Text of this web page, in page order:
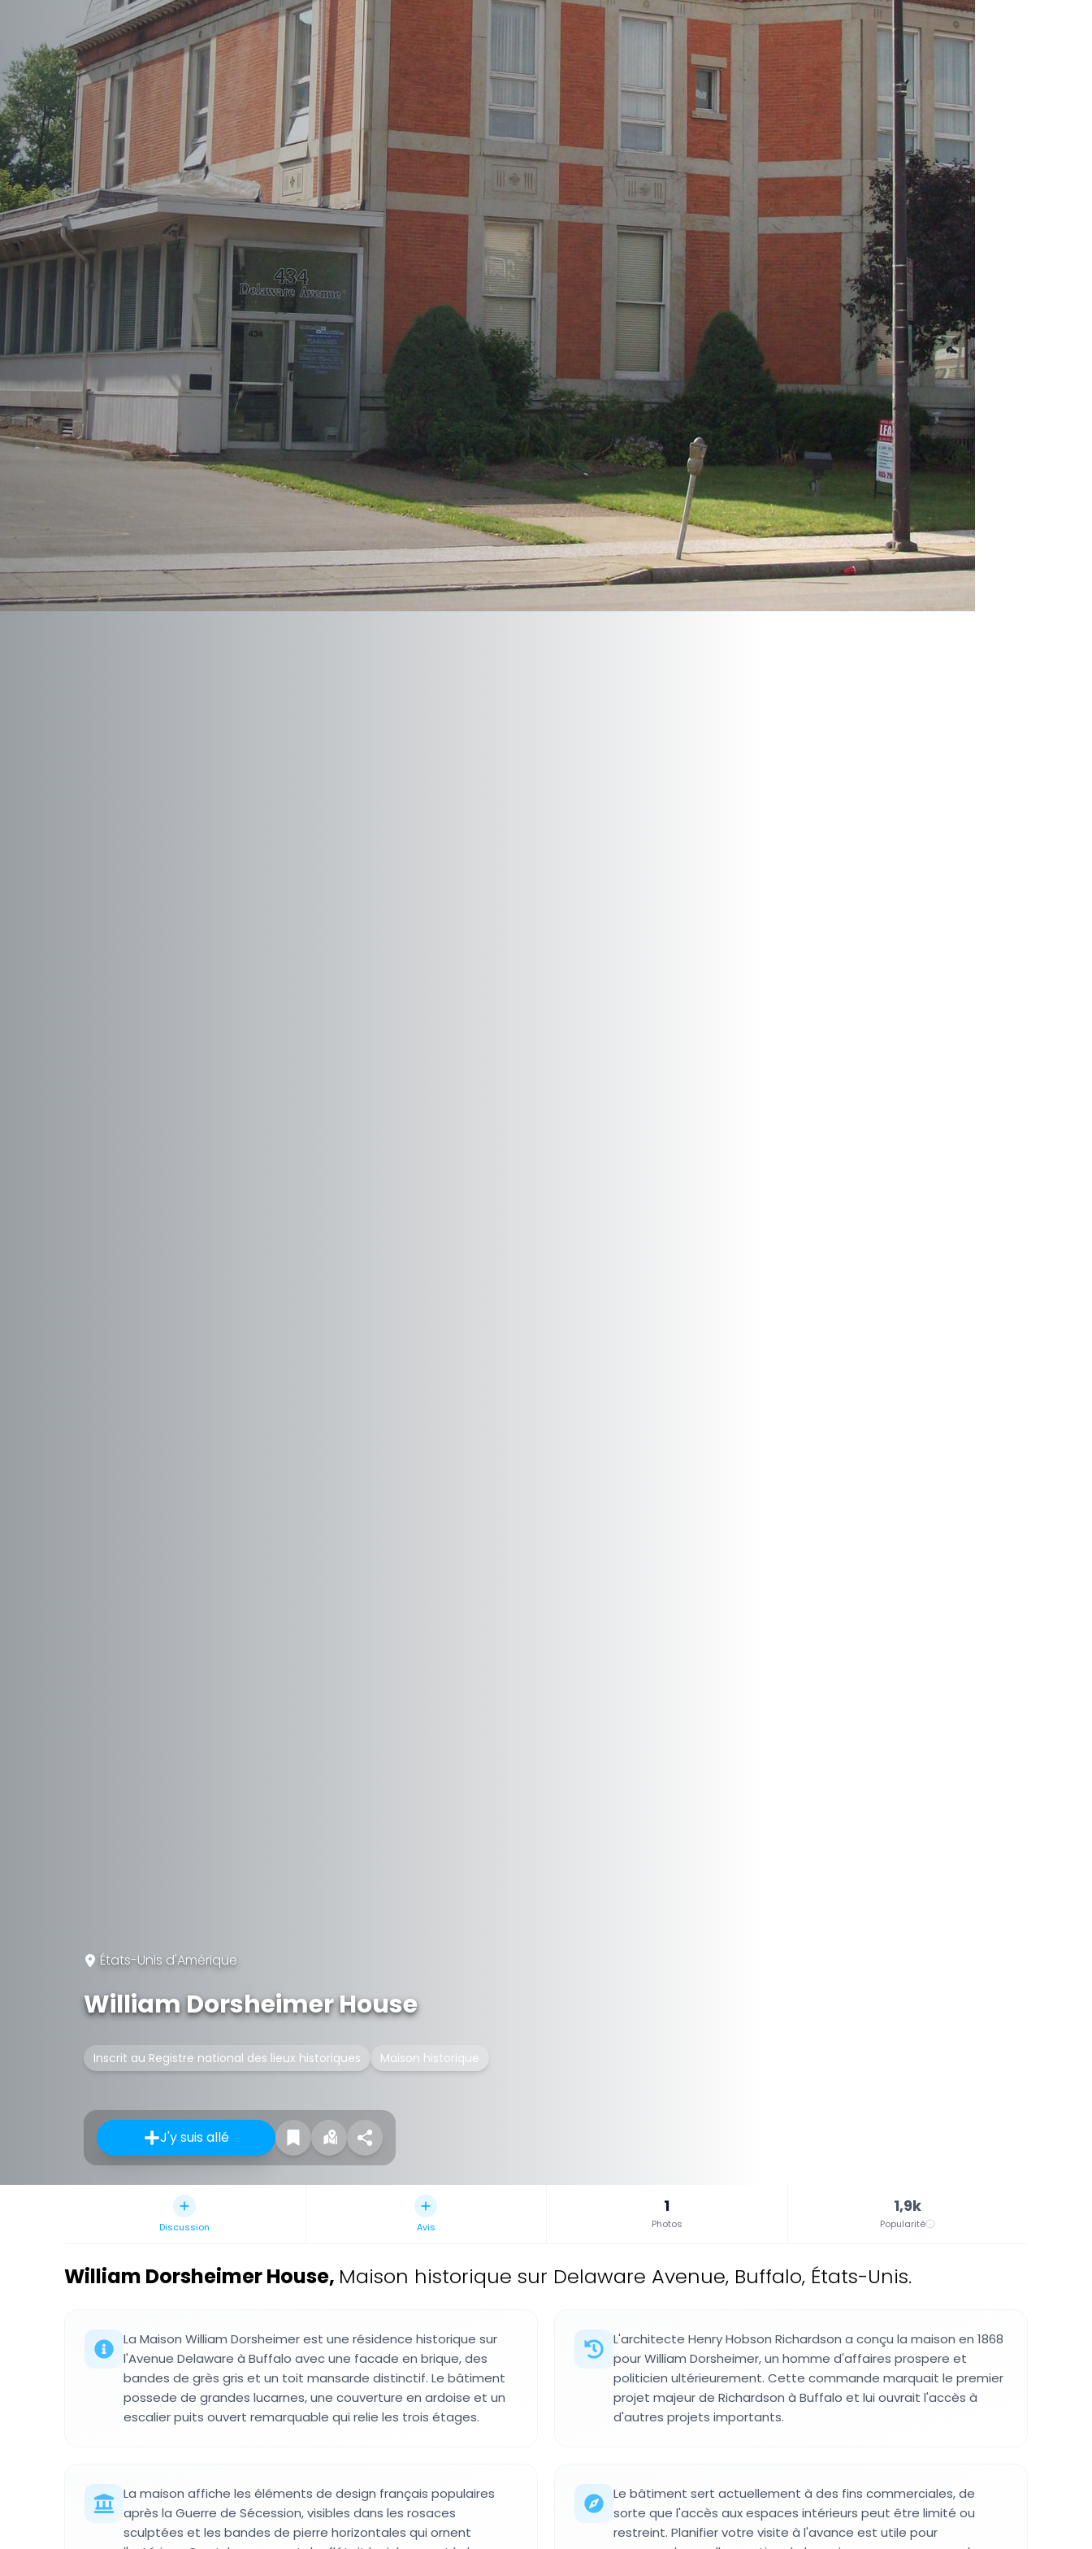
États-Unis d'Amérique
William Dorsheimer House
Inscrit au Registre national des lieux historiques Maison historique
J'y suis allé
Discussion Avis
1
Photos
1,9k
Popularité
William Dorsheimer House, Maison historique sur Delaware Avenue, Buffalo, États-Unis.
La Maison William Dorsheimer est une résidence historique sur
l'Avenue Delaware à Buffalo avec une facade en brique, des
bandes de grès gris et un toit mansarde distinctif. Le bâtiment
possede de grandes lucarnes, une couverture en ardoise et un
escalier puits ouvert remarquable qui relie les trois étages.
L'architecte Henry Hobson Richardson a conçu la maison en 1868
pour William Dorsheimer, un homme d'affaires prospere et
politicien ultérieurement. Cette commande marquait le premier
projet majeur de Richardson à Buffalo et lui ouvrait l'accès à
d'autres projets importants.
La maison affiche les éléments de design français populaires
après la Guerre de Sécession, visibles dans les rosaces
sculptées et les bandes de pierre horizontales qui ornent
Le bâtiment sert actuellement à des fins commerciales, de
sorte que l'accès aux espaces intérieurs peut être limité ou
restreint. Planifier votre visite à l'avance est utile pour